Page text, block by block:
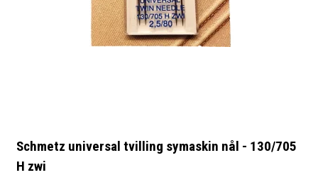
Schmetz universal tvilling symaskin nål - 130/705
H zwi